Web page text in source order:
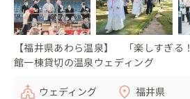
【福井県あわら温泉】 「楽しすぎる
館一棟貸切の温泉ウェディング
ウェディング
福井県